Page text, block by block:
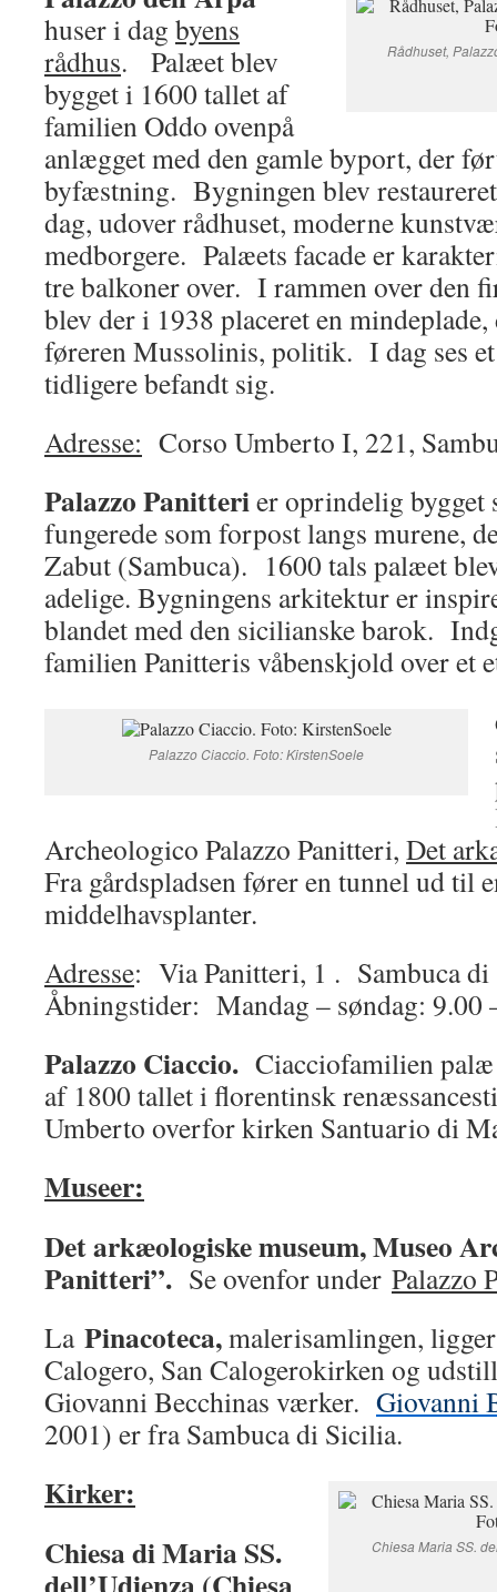
Rådhuset,
huser i dag byens
rådhus. Palæet blev
bygget i 1600 tallet af
familien Oddo ovenpå
anlægget med den gamle byport, der
byfæstning. Bygningen blev
dag, udover rådhuset, moderne
medborgere. Palæets facade er
tre balkoner over. I rammen over den
blev der i 1938 placeret en
føreren Mussolinis, politik. I dag ses
tidligere befandt sig.
Adresse: Corso Umberto I, 221,
Palazzo Panitterier oprindelig
fungerede som forpost langs murene,
Zabut (Sambuca). 1600 tals palæet
adelige. Bygningens arkitektur er
blandet med den sicilianske barok.
familien Panitteris våbenskjold over et
Palazzo Ciaccio. Foto: KirstenSoele
Archeologico Palazzo Panitteri, Det
Fra gårdspladsen fører en tunnel ud til
middelhavsplanter.
Adresse: Via Panitteri, 1 . Sambuca
Åbningstider: Mandag – søndag: 9.00
Palazzo Ciaccio. Ciacciofamilien
af 1800 tallet i florentinsk
Umberto overfor kirken Santuario di
Museer:
Det arkæologiske museum, Museo
Panitteri”. Se ovenfor under Palazzo
La Pinacoteca,malerisamlingen,
Calogero, San Calogerokirken og
Giovanni Becchinas værker. Giovanni
2001) er fra Sambuca di Sicilia.
Chiesa Maria SS.
Kirker:
Chiesa di Maria SS.